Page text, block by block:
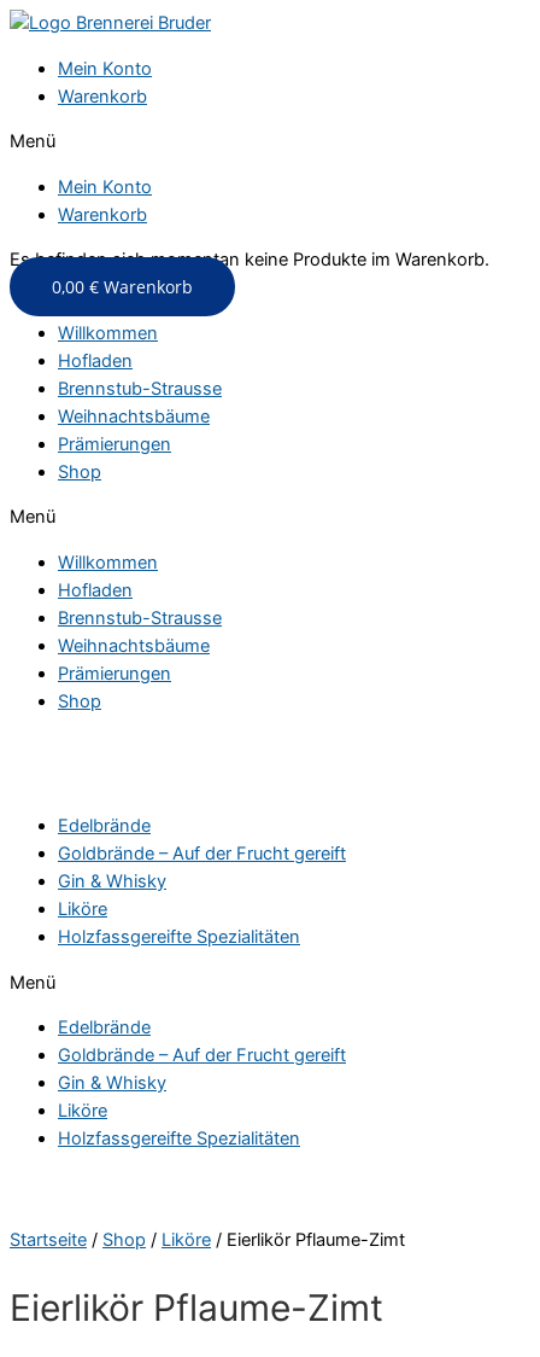
Zum
springenMein Konto
Warenkorb
Menü
Mein Konto
Warenkorb
Es befinden sich momentan keine Produkte im Warenkorb.
0,00 € Warenkorb
Willkommen
Hofladen
Brennstub-Strausse
Weihnachtsbäume
Prämierungen
Shop
Menü
Willkommen
Hofladen
Brennstub-Strausse
Weihnachtsbäume
Prämierungen
Shop
Edelbrände
Goldbrände – Auf der Frucht gereift
Gin & Whisky
Liköre
Holzfassgereifte Spezialitäten
Menü
Edelbrände
Goldbrände – Auf der Frucht gereift
Gin & Whisky
Liköre
Holzfassgereifte Spezialitäten
Startseite / Shop / Liköre / Eierlikör Pflaume-Zimt
Eierlikör Pflaume-Zimt